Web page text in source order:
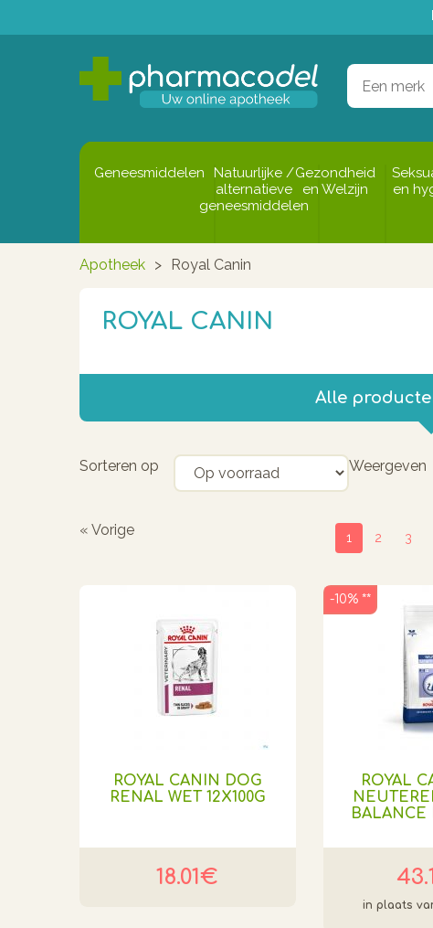
Geneesmiddelen
Natuurlijke /
alternatieve
geneesmiddelen
Gezondheid
en Welzijn
en
Apotheek > Royal Canin
ROYAL CANIN
Alle
Sorteren op Weergeven
« Vorige 1 2 3
ROYAL CANIN DOG
RENAL WET 12X100G
18.01€
ROYAL
BALANCE
-10% **